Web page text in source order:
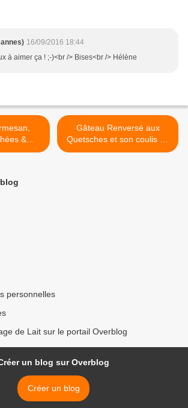
16/09/2016 18:44
à aimer ça ! ;-)<br /> Bises<br /> Hélène
&
pour un
Gâteau Renversé aux
Quetsches et son coulis de
quetsches >
personnelles
de Lait sur le portail Overblog
un blog sur Overblog
Créer un blog